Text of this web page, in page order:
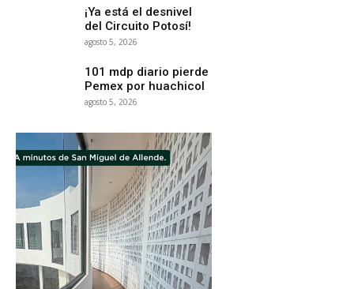
¡Ya está el desnivel
del Circuito Potosí!
agosto 5, 2026
101 mdp diario pierde
Pemex por huachicol
agosto 5, 2026